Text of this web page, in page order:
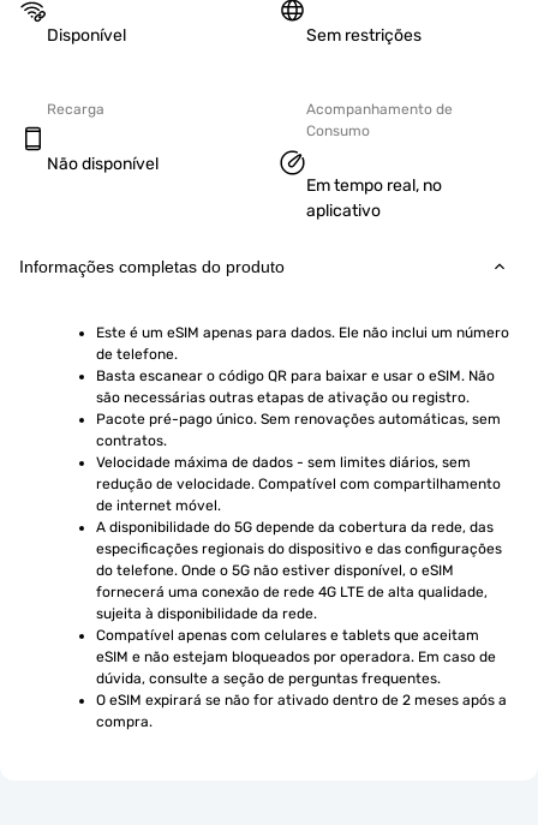
Disponível Sem restrições
Recarga
Não disponível
Acompanhamento de
Consumo
Em tempo real, no
aplicativo
Informações completas do produto
Este é um eSIM apenas para dados. Ele não inclui um número
de telefone.
Basta escanear o código QR para baixar e usar o eSIM. Não
são necessárias outras etapas de ativação ou registro.
Pacote pré-pago único. Sem renovações automáticas, sem
contratos.
Velocidade máxima de dados - sem limites diários, sem
redução de velocidade. Compatível com compartilhamento
de internet móvel.
A disponibilidade do 5G depende da cobertura da rede, das
especificações regionais do dispositivo e das configurações
do telefone. Onde o 5G não estiver disponível, o eSIM
fornecerá uma conexão de rede 4G LTE de alta qualidade,
sujeita à disponibilidade da rede.
Compatível apenas com celulares e tablets que aceitam
eSIM e não estejam bloqueados por operadora. Em caso de
dúvida, consulte a seção de perguntas frequentes.
O eSIM expirará se não for ativado dentro de 2 meses após a
compra.